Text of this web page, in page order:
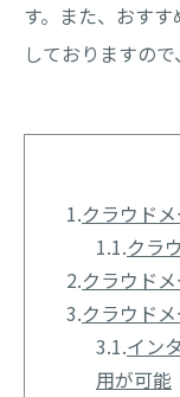
す。また、おす
しておりますの
1.クラウド
1.1.クラ
2.クラウド
3.クラウド
3.1.イン
用が可能